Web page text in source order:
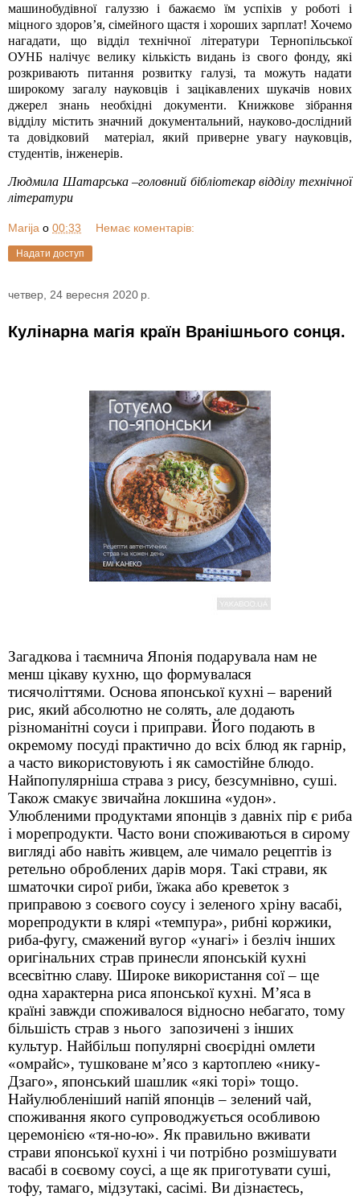
машинобудівної галуззю і бажаємо їм успіхів у роботі і
міцного здоров’я, сімейного щастя і хороших зарплат! Хочемо
нагадати, що відділ технічної літератури Тернопільської
ОУНБ налічує велику кількість видань із свого фонду, які
розкривають питання розвитку галузі, та можуть надати
широкому загалу науковців і зацікавлених шукачів нових
джерел знань необхідні документи. Книжкове зібрання
відділу містить значний документальний, науково-дослідний
та довідковий матеріал, який приверне увагу науковців,
студентів, інженерів.
Людмила Шатарська –головний бібліотекар відділу технічної
літератури
Marija о 00:33 Немає коментарів:
Надати доступ
четвер, 24 вересня 2020 р.
Кулінарна магія країн Вранішнього сонця.
Загадкова і таємнича Японія подарувала нам не
менш цікаву кухню, що формувалася
тисячоліттями. Основа японської кухні – варений
рис, який абсолютно не солять, але додають
різноманітні соуси і приправи. Його подають в
окремому посуді практично до всіх блюд як гарнір,
а часто використовують і як самостійне блюдо.
Найпопулярніша страва з рису, безсумнівно, суші.
Також смакує звичайна локшина «удон».
Улюбленими продуктами японців з давніх пір є риба
і морепродукти. Часто вони споживаються в сирому
вигляді або навіть живцем, але чимало рецептів із
ретельно оброблених дарів моря. Такі страви, як
шматочки сирої риби, їжака або креветок з
приправою з соєвого соусу і зеленого хріну васабі,
морепродукти в клярі «темпура», рибні коржики,
риба-фугу, смажений вугор «унагі» і безліч інших
оригінальних страв принесли японській кухні
всесвітню славу. Широке використання сої – ще
одна характерна риса японської кухні. М’яса в
країні завжди споживалося відносно небагато, тому
більшість страв з нього запозичені з інших
культур. Найбільш популярні своєрідні омлети
«омрайс», тушковане м’ясо з картоплею «нику-
Дзаго», японський шашлик «які торі» тощо.
Найулюбленіший напій японців – зелений чай,
споживання якого супроводжується особливою
церемонією «тя-но-ю». Як правильно вживати
страви японської кухні і чи потрібно розмішувати
васабі в соєвому соусі, а ще як приготувати суші,
тофу, тамаго, мідзутакі, сасімі. Ви дізнаєтесь,